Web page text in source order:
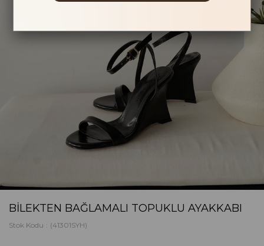
BILEKTEN BAĞLAMALI TOPUKLU AYAKKABI
Stok Kodu (41301SYH)